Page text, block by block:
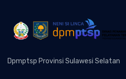
Dpmptsp Provinsi Sulawesi Selatan